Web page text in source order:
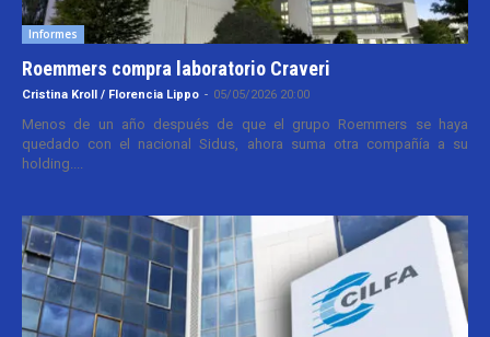
Informes
Roemmers compra laboratorio Craveri
Cristina Kroll / Florencia Lippo - 05/05/2026 20:00
Menos de un año después de que el grupo Roemmers se haya
quedado con el nacional Sidus, ahora suma otra compañía a su
holding....